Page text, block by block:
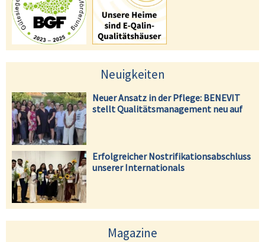
Neuigkeiten
Neuer Ansatz in der Pflege: BENEVIT
stellt Qualitätsmanagement neu auf
Erfolgreicher Nostrifikationsabschluss
unserer Internationals
Magazine